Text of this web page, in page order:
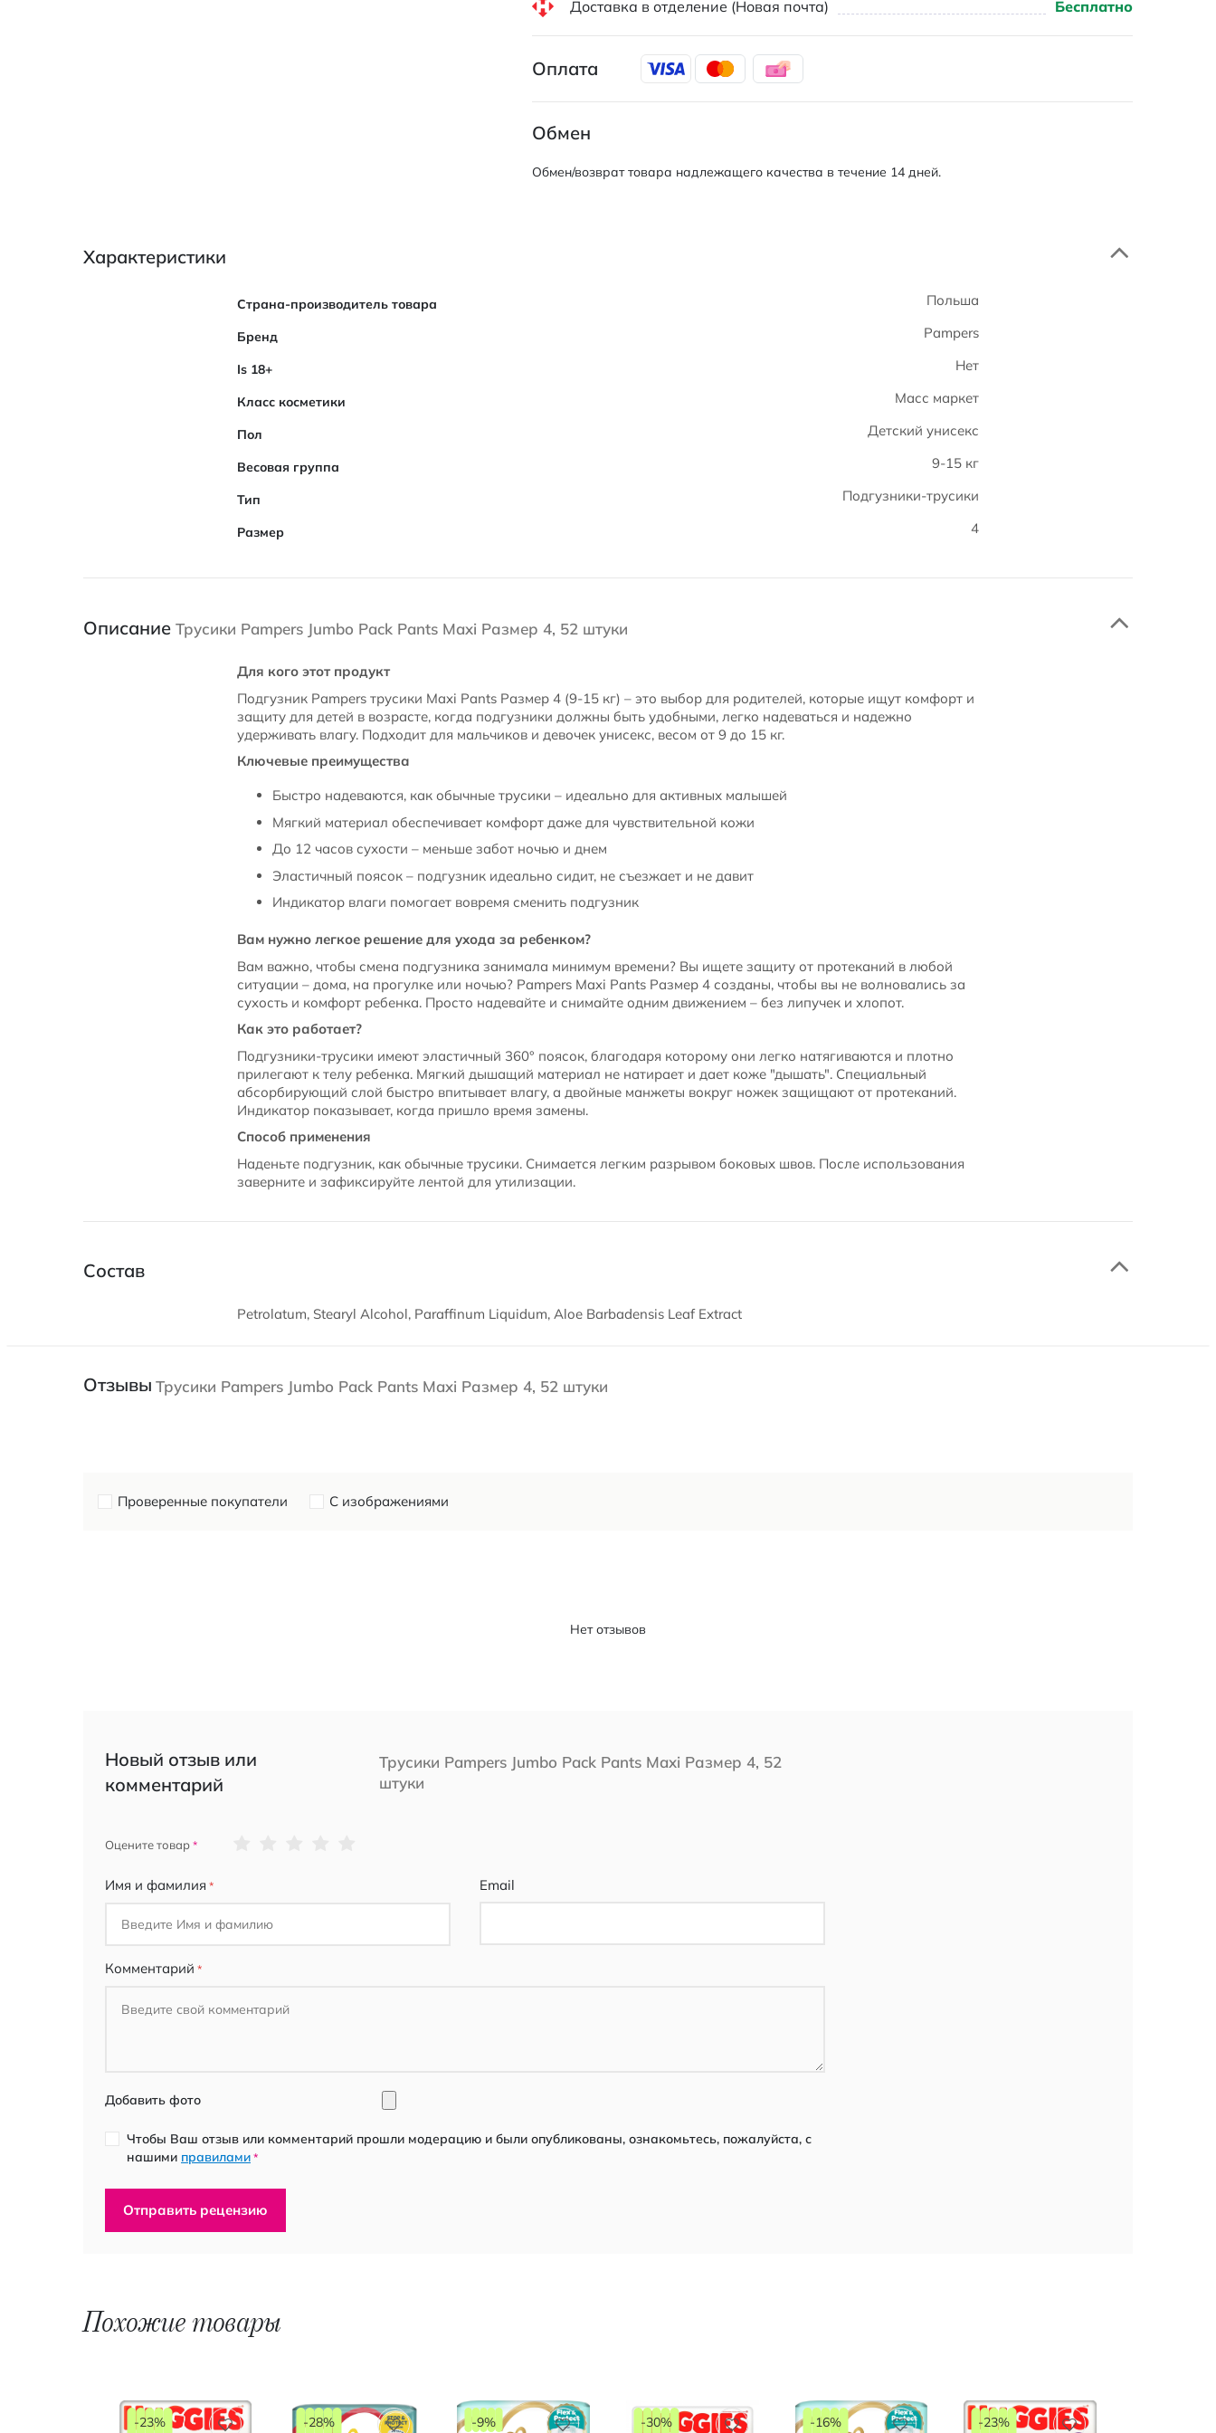
Доставка в отделение (Новая почта) Бесплатно
Оплата
Обмен
Обмен/возврат товара надлежащего качества в течение 14 дней.
Характеристики
Характеристики
Страна-производитель товара Польша
Бренд Pampers
Is 18+ Нет
Класс косметики Масс маркет
Пол Детский унисекс
Весовая группа 9-15 кг
Тип Подгузники-трусики
Размер 4
Описание Трусики Pampers Jumbo Pack Pants Maxi Размер 4, 52 штуки
Для кого этот продукт
Подгузник Pampers трусики Maxi Pants Размер 4 (9-15 кг) – это выбор для родителей, которые ищут комфорт и
защиту для детей в возрасте, когда подгузники должны быть удобными, легко надеваться и надежно
удерживать влагу. Подходит для мальчиков и девочек унисекс, весом от 9 до 15 кг.
Ключевые преимущества
Быстро надеваются, как обычные трусики – идеально для активных малышей
Мягкий материал обеспечивает комфорт даже для чувствительной кожи
До 12 часов сухости – меньше забот ночью и днем
Эластичный поясок – подгузник идеально сидит, не съезжает и не давит
Индикатор влаги помогает вовремя сменить подгузник
Вам нужно легкое решение для ухода за ребенком?
Вам важно, чтобы смена подгузника занимала минимум времени? Вы ищете защиту от протеканий в любой
ситуации – дома, на прогулке или ночью? Pampers Maxi Pants Размер 4 созданы, чтобы вы не волновались за
сухость и комфорт ребенка. Просто надевайте и снимайте одним движением – без липучек и хлопот.
Как это работает?
Подгузники-трусики имеют эластичный 360° поясок, благодаря которому они легко натягиваются и плотно
прилегают к телу ребенка. Мягкий дышащий материал не натирает и дает коже "дышать". Специальный
абсорбирующий слой быстро впитывает влагу, а двойные манжеты вокруг ножек защищают от протеканий.
Индикатор показывает, когда пришло время замены.
Способ применения
Наденьте подгузник, как обычные трусики. Снимается легким разрывом боковых швов. После использования
заверните и зафиксируйте лентой для утилизации.
Состав
Petrolatum, Stearyl Alcohol, Paraffinum Liquidum, Aloe Barbadensis Leaf Extract
Отзывы Трусики Pampers Jumbo Pack Pants Maxi Размер 4, 52 штуки
Проверенные покупатели С изображениями
Нет отзывов
Новый отзыв или
комментарий
Трусики Pampers Jumbo Pack Pants Maxi Размер 4, 52
штуки
Оцените товар
Имя и фамилия Email
Комментарий
Добавить фото
Чтобы Ваш отзыв или комментарий прошли модерацию и были опубликованы, ознакомьтесь, пожалуйста, с
нашими правилами *
Отправить рецензию
Похожие товары
-23% -28% -9% -30% -16% -23%